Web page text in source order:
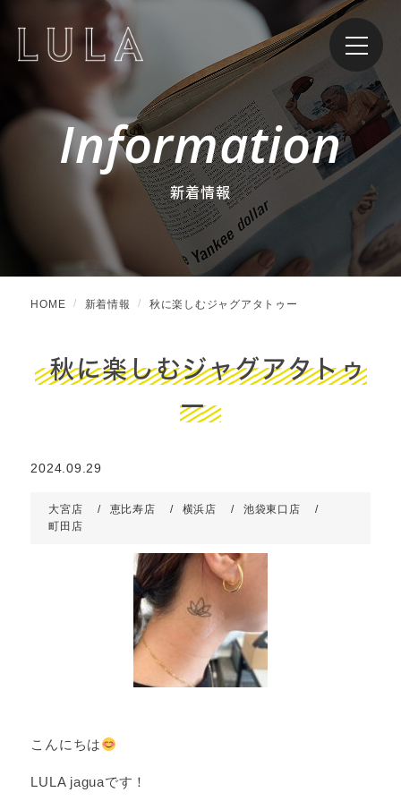
Information
新着情報
HOME 新着情報 秋に楽しむジャグアタトゥー
秋に楽しむジャグアタトゥ
ー
2024.09.29
大宮店 恵比寿店 横浜店
池袋東口店
町田店
こんにちは
LULA jaguaです！